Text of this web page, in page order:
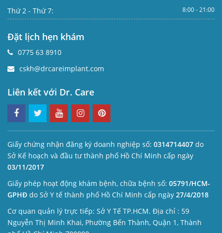
Thứ 2 - Thứ 7: 8:00 - 21:00
Đặt lịch hẹn khám
0775 63 8910
cskh@drcareimplant.com
Liên kết với Dr. Care
Giấy chứng nhận đăng ký doanh nghiệp số: 0314714407 do
Sở Kế hoạch và đầu tư thành phố Hồ Chí Minh cấp ngày
03/11/2017
Giấy phép hoạt động khám bệnh, chữa bệnh số: 05791/HCM-
GPHĐ do Sở Y tế thành phố Hồ Chí Minh cấp ngày 27/4/2018
Cơ quan quản lý trực tiếp: Sở Y Tế TP.HCM. Địa chỉ : 59
Nguyễn Thị Minh Khai, Phường Bến Thành, Quận 1, Thành